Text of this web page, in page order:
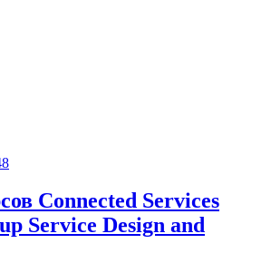
Connected Services
Service Design and